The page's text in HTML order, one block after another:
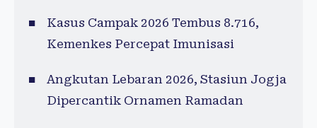
Kasus Campak 2026 Tembus 8.716,
Kemenkes Percepat Imunisasi
Angkutan Lebaran 2026, Stasiun Jogja
Dipercantik Ornamen Ramadan